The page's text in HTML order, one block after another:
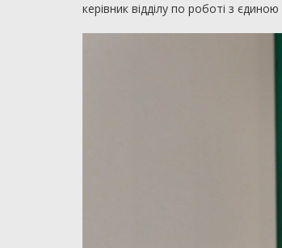
керівник відділу по роботі з